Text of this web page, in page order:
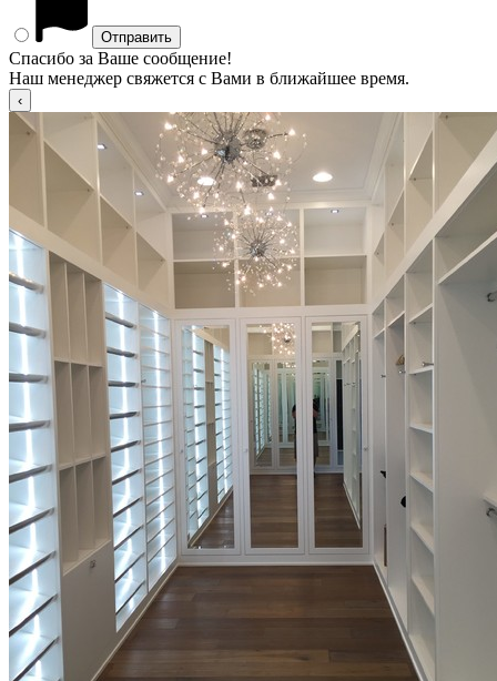
Спасибо за Ваше сообщение!
Наш менеджер свяжется с Вами в ближайшее время.